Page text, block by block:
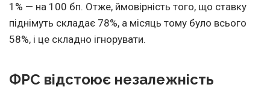
1% — на 100 бп. Отже, ймовірність того, що ставку
піднімуть складає 78%, а місяць тому було всього
58%, і це складно ігнорувати.
ФРС відстоює незалежність